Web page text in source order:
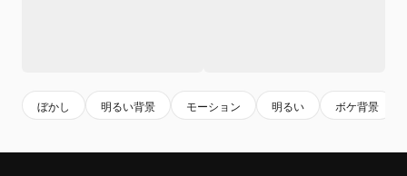
ぼかし 明るい背景 モーション 明るい ボケ背景